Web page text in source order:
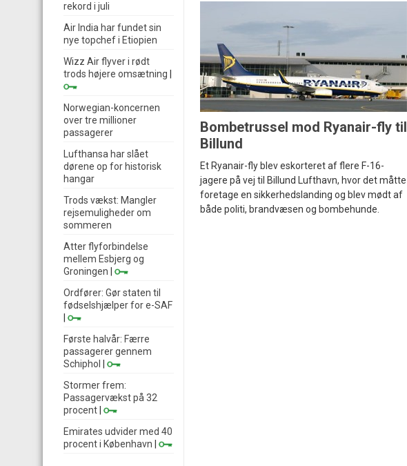
Bombetrussel mod Ryanair-fly til
Billund
Et Ryanair-fly blev eskorteret af flere F-16-
jagere på vej til Billund Lufthavn, hvor det måtte
foretage en sikkerhedslanding og blev mødt af
både politi, brandvæsen og bombehunde.
rekord i juli
Air India har fundet sin
nye topchef i Etiopien
Wizz Air flyver i rødt
trods højere omsætning
Norwegian-koncernen
over tre millioner
passagerer
Lufthansa har slået
dørene op for historisk
hangar
Trods vækst: Mangler
rejsemuligheder om
sommeren
Atter flyforbindelse
mellem Esbjerg og
Groningen
Ordfører: Gør staten til
fødselshjælper for e-SAF
Første halvår: Færre
passagerer gennem
Schiphol
Stormer frem:
Passagervækst på 32
procent
Emirates udvider med 40
procent i København